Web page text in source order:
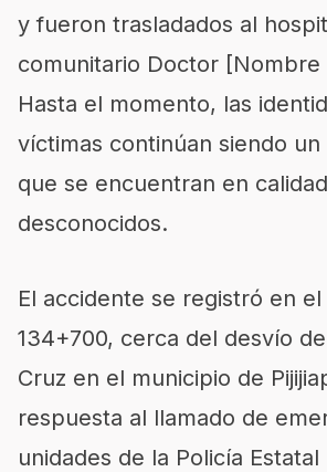
y fueron trasladados al
comunitario Doctor
Hasta el momento, las
víctimas continúan siendo un
que se encuentran en
desconocidos.
El accidente se registró en
134+700, cerca del desvío
Cruz en el municipio de
respuesta al llamado de
unidades de la Policía